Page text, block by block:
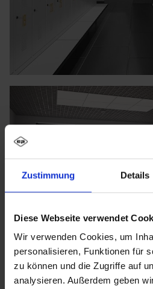
Zustimmung Details
Diese Webseite verwendet
Wir verwenden Cookies, um
personalisieren, Funktionen für
zu können und die Zugriffe auf
analysieren. Außerdem geben